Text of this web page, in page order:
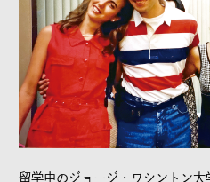
留学中のジョージ・ワシントン大